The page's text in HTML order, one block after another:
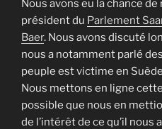
Nous avons eu la chance
président du Parlement
Baer. Nous avons discuté
nous a notamment parlé
peuple est victime en
Nous mettons en ligne
possible que nous en
de l’intérêt de ce qu’il nous